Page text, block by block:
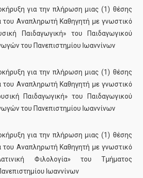
για την πλήρωση μιας (1) θέσης
του Αναπληρωτή Καθηγητή με γνωστικό
Παιδαγωγική» του Παιδαγωγικού
του Πανεπιστημίου Ιωαννίνων
για την πλήρωση μιας (1) θέσης
του Αναπληρωτή Καθηγητή με γνωστικό
Παιδαγωγική» του Παιδαγωγικού
του Πανεπιστημίου Ιωαννίνων
για την πλήρωση μιας (1) θέσης
του Αναπληρωτή Καθηγητή με γνωστικό
Φιλολογία» του Τμήματος
Ιωαννίνων